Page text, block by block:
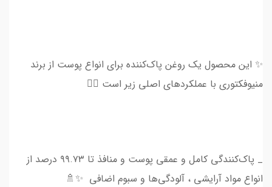
✨ این محصول یک روغن پاک‌کننده برای انواع پوست از برند
منیوفکتوری با عملکردهای اصلی زیر است 👇🏻
_ پاک‌کنندگی کامل و عمقی پوست و منافذ تا ۹۹.۷۳ درصد از
انواع مواد آرایشی ، آلودگی‌ها و سبوم اضافی ✨🚿